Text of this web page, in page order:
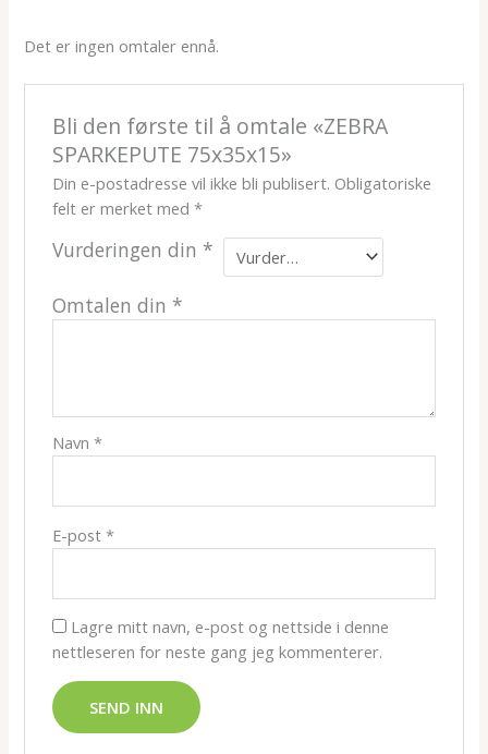
Det er ingen omtaler ennå.
Bli den første til å omtale «ZEBRA
SPARKEPUTE 75x35x15»
Din e-postadresse vil ikke bli publisert. Obligatoriske
felt er merket med *
Vurderingen din *
Omtalen din *
Navn *
E-post *
Lagre mitt navn, e-post og nettside i denne
nettleseren for neste gang jeg kommenterer.